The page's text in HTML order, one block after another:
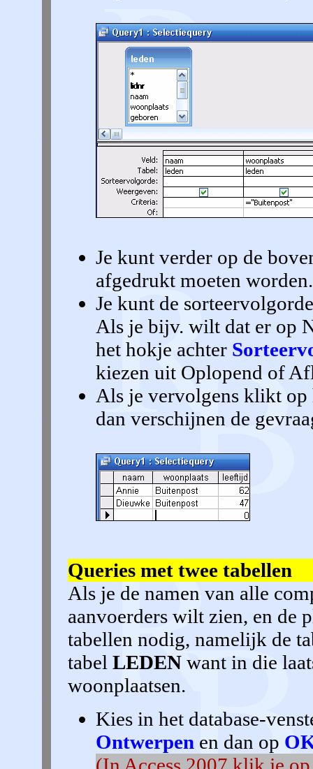
Je kunt verder op de
afgedrukt moeten worden.
Je kunt de
Als je bijv. wilt dat er op
het hokje achter
kiezen uit Oplopend of
Als je vervolgens klikt
dan verschijnen de
Queries met twee tabellen
Als je de namen van alle
aanvoerders wilt zien, en de
tabellen nodig, namelijk de
tabel LEDENwant in die
woonplaatsen.
Kies in het database-
Ontwerpen en dan op